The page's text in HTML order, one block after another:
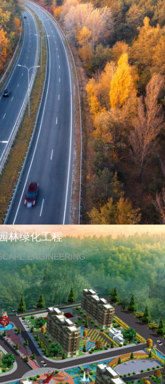
林绿化工程
ENGINEERING